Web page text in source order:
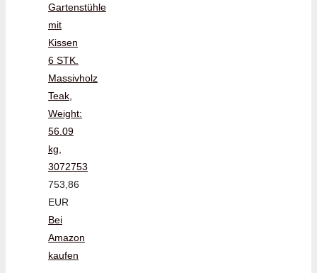
Gartenstühle
mit
Kissen
6 STK.
Massivholz
Teak,
Weight:
56.09
kg,
3072753
753,86
EUR
Bei
Amazon
kaufen